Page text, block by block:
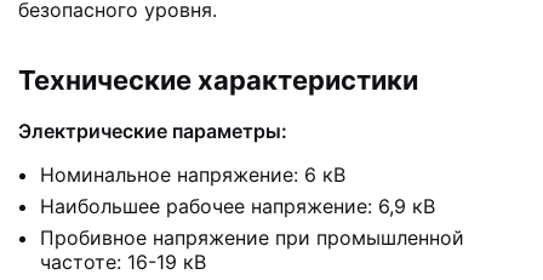
безопасного уровня.
Технические характеристики
Электрические параметры:
Номинальное напряжение: 6 кВ
Наибольшее рабочее напряжение: 6,9 кВ
Пробивное напряжение при промышленной
частоте: 16-19 кВ